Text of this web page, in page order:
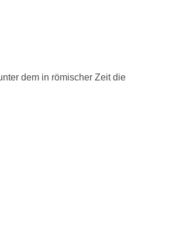
dem in römischer Zeit die